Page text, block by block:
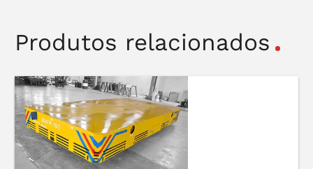
Produtos relacionados